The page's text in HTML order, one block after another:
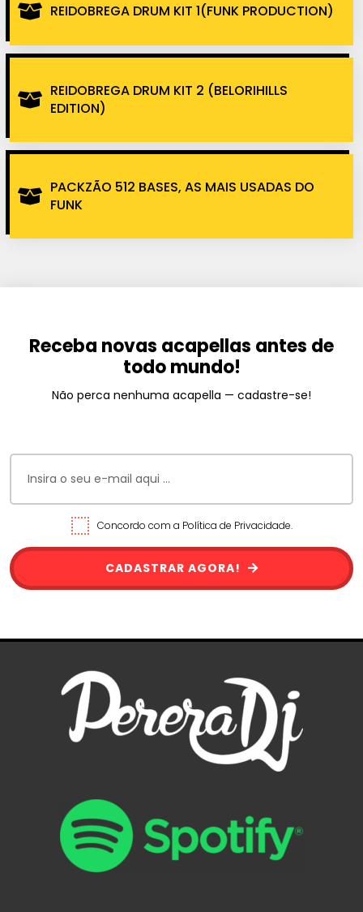
REIDOBREGA DRUM KIT 1(FUNK PRODUCTION)
REIDOBREGA DRUM KIT 2 (BELORIHILLS
EDITION)
PACKZÃO 512 BASES, AS MAIS USADAS DO
FUNK
Receba novas acapellas antes de
todo mundo!
Não perca nenhuma acapella — cadastre-se!
Concordo com a Política de Privacidade.
CADASTRAR AGORA!